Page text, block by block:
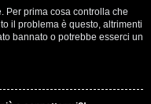
Per prima cosa controlla che
il problema è questo, altrimenti
bannato o potrebbe esserci un